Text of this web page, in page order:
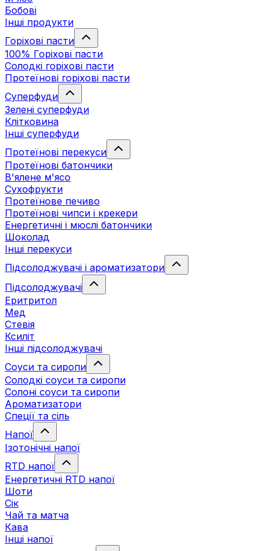
Бобові
Інші продукти
Горіхові пасти
100% Горіхові пасти
Солодкі горіхові пасти
Протеїнові горіхові пасти
Суперфуди
Зелені суперфуди
Клітковина
Інші суперфуди
Протеїнові перекуси
Протеїнові батончики
В'ялене м'ясо
Сухофрукти
Протеїнове печиво
Протеїнові чипси і крекери
Енергетичні і мюслі батончики
Шоколад
Інші перекуси
Підсолоджувачі і ароматизатори
Підсолоджувачі
Еритритол
Мед
Стевія
Ксиліт
Інші підсолоджувачі
Соуси та сиропи
Солодкі соуси та сиропи
Солоні соуси та сиропи
Ароматизатори
Спеції та сіль
Напої
Ізотонічні напої
RTD напої
Енергетичні RTD напої
Шоти
Сік
Чай та матча
Кава
Інші напої